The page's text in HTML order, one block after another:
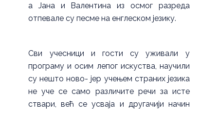
а Јана и Валентина из осмог разреда
отпевале су песме на енглеском језику.
Сви учесници и гости су уживали у
програму и осим лепог искуства, научили
су нешто ново- јер учењем страних језика
не уче се само различите речи за исте
ствари, већ се усваја и другачији начин